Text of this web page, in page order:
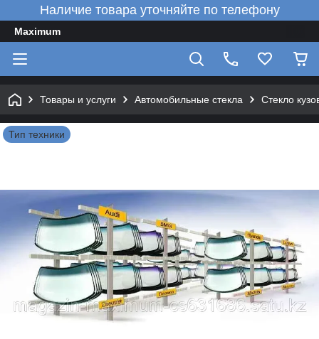
Наличие товара уточняйте по телефону
Maximum
Товары и услуги Автомобильные стекла Стекло
Тип техники